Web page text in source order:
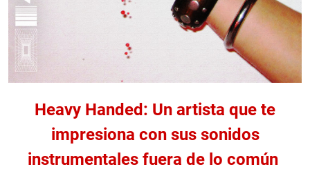
Heavy Handed: Un artista que te
impresiona con sus sonidos
instrumentales fuera de lo común